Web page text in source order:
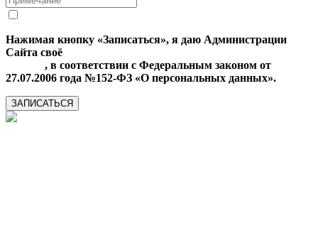
Нажимая кнопку «Записаться», я даю Администрации
Сайта своё
, в соответствии с Федеральным законом от
27.07.2006 года №152-ФЗ «О персональных данных».
ЗАПИСАТЬСЯ